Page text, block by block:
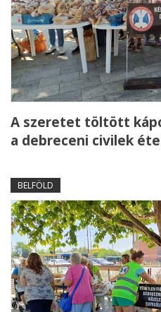
A szeretet töltött
a debreceni civilek
BELFÖLD